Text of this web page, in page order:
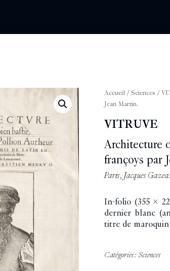
Accueil/ Sciences /
Jean Martin.
VITRUVE
Architecture
françoys par
Paris, Jacques
In-folio (355 x
dernier blanc
titre de maroquin
Catégories:Sciences